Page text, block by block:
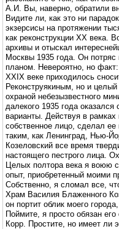
А.И. Вы, наверно, обратили
Видите ли, как это ни
экзерсисы на протяжении
как реконструкции XX века.
архивы и отыскал
Москвы 1935 года. Он
планом. Невероятно, но
XXIX веке приходилось
Реконструякиным, но и
охраной небезызвестного
далекого 1935 года
варианты. Действуя в
собственное лицо, сделал
таким, как Ленинград, Нью-
Козеловский все время
настоящего пестрого лица.
Целых полтора века я воюю
опыт, приобретенный моими
Собственно, я сломал все,
Храм Василия Блаженного
он портит облик моего
Поймите, я просто обязан его
Корр. Простите, но имеет